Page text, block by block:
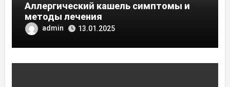
Аллергический кашель симптомы и
методы лечения
admin 13.01.2025